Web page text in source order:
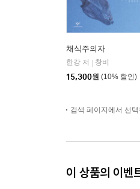
채식주의자
한강 저
창비
15,300원 (10% 할인)
검색 페이지에서 선
이 상품의 이벤